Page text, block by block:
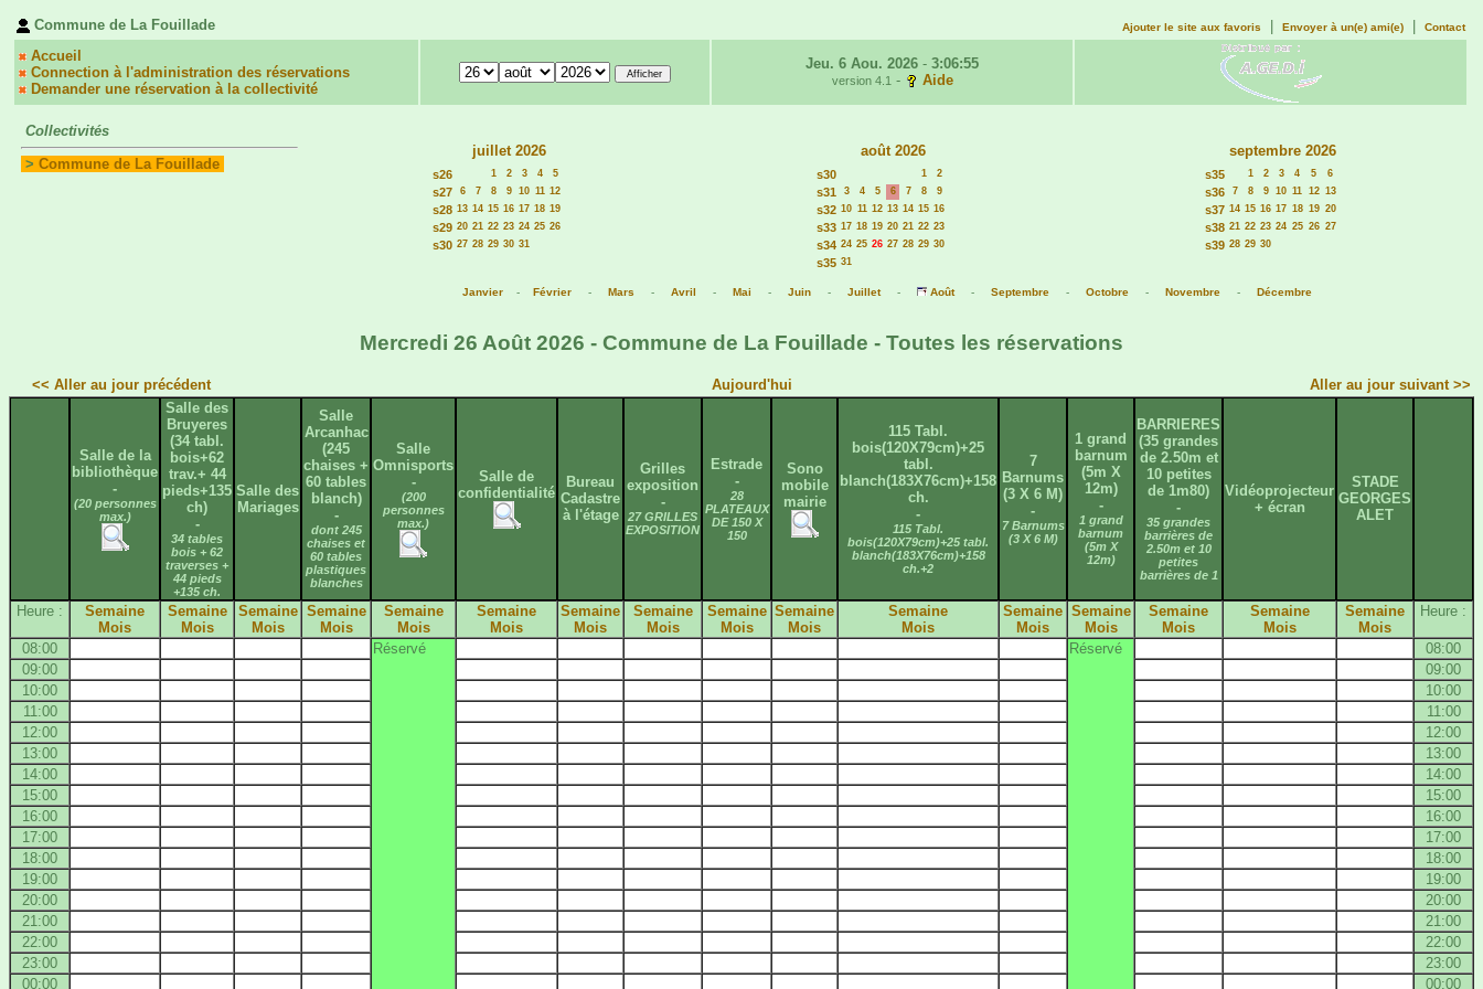
Commune de La Fouillade Ajouter le site aux favoris Envoyer à un(e) ami(e) Contact
Accueil
Connection à l'administration des réservations
Demander une réservation à la collectivité
Jeu. 6 Aou. 2026 - 3:06:55
version 4.1- Aide
Collectivités
> Commune de La Fouillade
juillet 2026
s26 1 2 3 4 5
s27 6 7 8 9 10 11 12
s28 13 14 15 16 17 18 19
s29 20 21 22 23 24 25 26
s30 27 28 29 30 31
août 2026
s30 1 2
s31 3 4 5 6 7 8 9
s32 10 11 12 13 14 15 16
s33 17 18 19 20 21 22 23
s34 24 25 26 27 28 29 30
s35 31
septembre 2026
s35 1 2 3 4 5 6
s36 7 8 9 10 11 12 13
s37 14 15 16 17 18 19 20
s38 21 22 23 24 25 26 27
s39 28 29 30
Janvier- Février- Mars - Avril - Mai - Juin- Juillet- Août- Septembre- Octobre- Novembre- Décembre
Mercredi 26 Août 2026 - Commune de La Fouillade - Toutes les réservations
<< Aller au jour précédent Aujourd'hui Aller au jour suivant >>
Salle de la
bibliothèque
-
(20 personnes
max.)
Salle des
Bruyeres
(34 tabl.
bois+62
trav.+ 44
pieds+135
ch)
-
34 tables
bois + 62
traverses +
44 pieds
+135 ch.
Salle des
Mariages
Salle
Arcanhac
(245
chaises +
60 tables
blanch)
-
dont 245
chaises et
60 tables
plastiques
blanches
Salle
Omnisports
-
(200
personnes
max.)
Salle de
confidentialité
Bureau
Cadastre
à l'étage
Grilles
exposition
-
27 GRILLES
EXPOSITION
Estrade
-
28
PLATEAUX
DE 150 X
150
Sono
mobile
mairie
115 Tabl.
bois(120X79cm)+25
tabl.
blanch(183X76cm)+158
ch.
-
115 Tabl.
bois(120X79cm)+25 tabl.
blanch(183X76cm)+158
ch.+2
7
Barnums
(3 X 6 M)
-
7 Barnums
(3 X 6 M)
1 grand
barnum
(5m X
12m)
-
1 grand
barnum
(5m X
12m)
BARRIERES
(35 grandes
de 2.50m et
10 petites
de 1m80)
-
35 grandes
barrières de
2.50m et 10
petites
barrières de 1
Vidéoprojecteur
+ écran
STADE
GEORGES
ALET
Heure :
Semaine
Mois
Semaine
Mois
Semaine
Mois
Semaine
Mois
Semaine
Mois
Semaine
Mois
Semaine
Mois
Semaine
Mois
Semaine
Mois
Semaine
Mois
Semaine
Mois
Semaine
Mois
Semaine
Mois
Semaine
Mois
Semaine
Mois
Semaine
Mois
Heure :
08:00 Réservé Réservé
08:00
09:00
09:00
10:00
10:00
11:00
11:00
12:00
12:00
13:00
13:00
14:00
14:00
15:00
15:00
16:00
16:00
17:00
17:00
18:00
18:00
19:00
19:00
20:00
20:00
21:00
21:00
22:00
22:00
23:00
23:00
00:00
00:00